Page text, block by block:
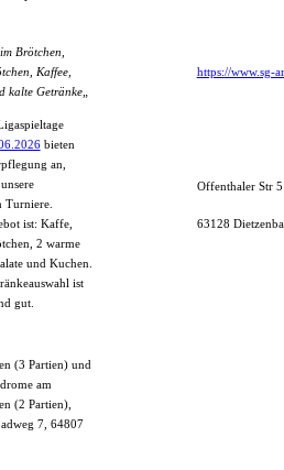
Brötchen,
Kaffee,
kalte Getränke„
https://www.sg-
bieten
an,
Turniere.
ist: Kaffe,
2 warme
und Kuchen.
ist
gut.
Offenthaler Str
63128
(3 Partien) und
am
(2 Partien),
7, 64807